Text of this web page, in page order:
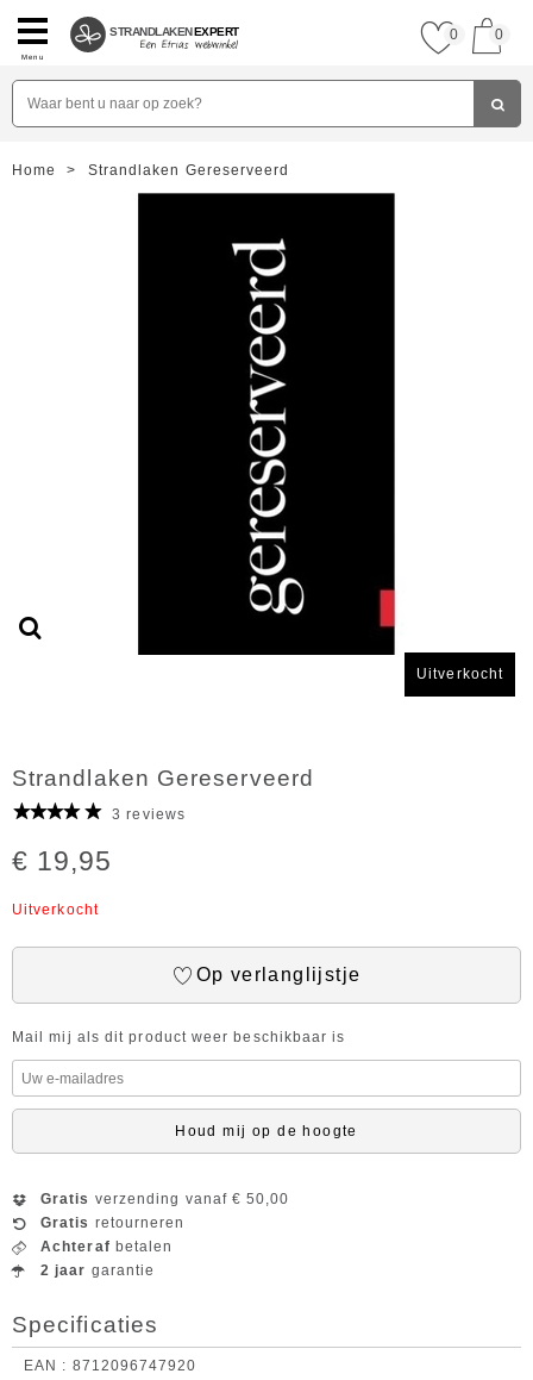
Menu
STRANDLAKENEXPERT 0 0
Home > Strandlaken Gereserveerd
Uitverkocht
Strandlaken Gereserveerd
3 reviews
€ 19,95
Uitverkocht
Op verlanglijstje
Mail mij als dit product weer beschikbaar is
Houd mij op de hoogte
Gratis verzending vanaf € 50,00
Gratis retourneren
Achteraf betalen
2 jaar garantie
Specificaties
EAN 8712096747920